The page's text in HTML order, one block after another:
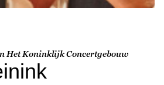
Het Koninklijk Concertgebouw